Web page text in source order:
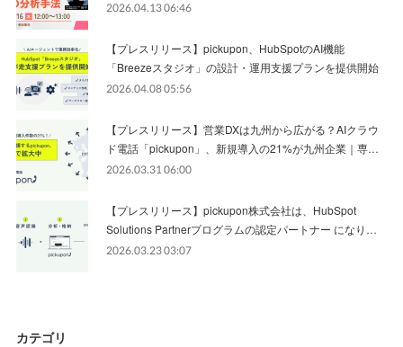
2026.04.13 06:46
【プレスリリース】pickupon、HubSpotのAI機能
「Breezeスタジオ」の設計・運用支援プランを提供開始
2026.04.08 05:56
【プレスリリース】営業DXは九州から広がる？AIクラウ
ド電話「pickupon」、新規導入の21%が九州企業｜専…
2026.03.31 06:00
【プレスリリース】pickupon株式会社は、HubSpot
Solutions Partnerプログラムの認定パートナー になり…
2026.03.23 03:07
カテゴリ